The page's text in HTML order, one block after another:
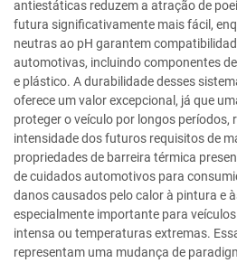
antiestáticas reduzem a atração de
futura significativamente mais fácil,
neutras ao pH garantem
automotivas, incluindo componentes
e plástico. A durabilidade desses
oferece um valor excepcional, já que
proteger o veículo por longos períodos,
intensidade dos futuros requisitos de
propriedades de barreira térmica
de cuidados automotivos para
danos causados pelo calor à pintura e
especialmente importante para
intensa ou temperaturas extremas.
representam uma mudança de